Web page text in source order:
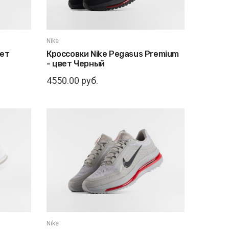
Nike
Кроссовки Nike Pegasus Premium
- цвет Черный
4550.00 руб.
Nike